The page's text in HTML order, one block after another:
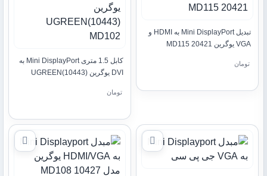
تبدیل Mini DisplayPort به HDMI و
VGA یوگرین 20421 MD115
تومان
کابل 1.5 متری Mini DisplayPort به
DVI یوگرین (10443)UGREEN
تومان